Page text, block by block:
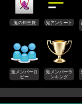
鬼の知恵袋 鬼アンケート
鬼メンバーロ
ビー
鬼メンバーラ
ンキング